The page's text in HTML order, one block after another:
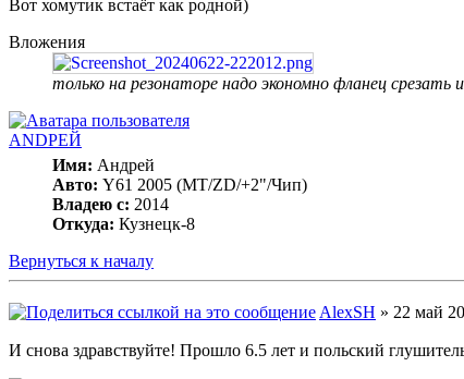
Вот хомутик встаёт как родной)
Вложения
только на резонаторе надо экономно фланец срезать
ANDРЕЙ
Имя: Андрей
Авто: Y61 2005 (МT/ZD/+2"/Чип)
Владею с: 2014
Откуда: Кузнецк-8
Вернуться к началу
AlexSH » 22 май
И снова здравствуйте! Прошло 6.5 лет и польский